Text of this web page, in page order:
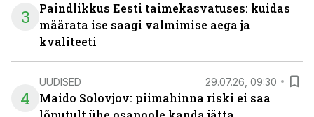
3
Paindlikkus Eesti taimekasvatuses: kuidas
määrata ise saagi valmimise aega ja
kvaliteeti
4
UUDISED 29.07.26, 09:30
Maido Solovjov: piimahinna riski ei saa